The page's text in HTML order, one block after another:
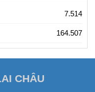
7.514
164.507
CHÂU